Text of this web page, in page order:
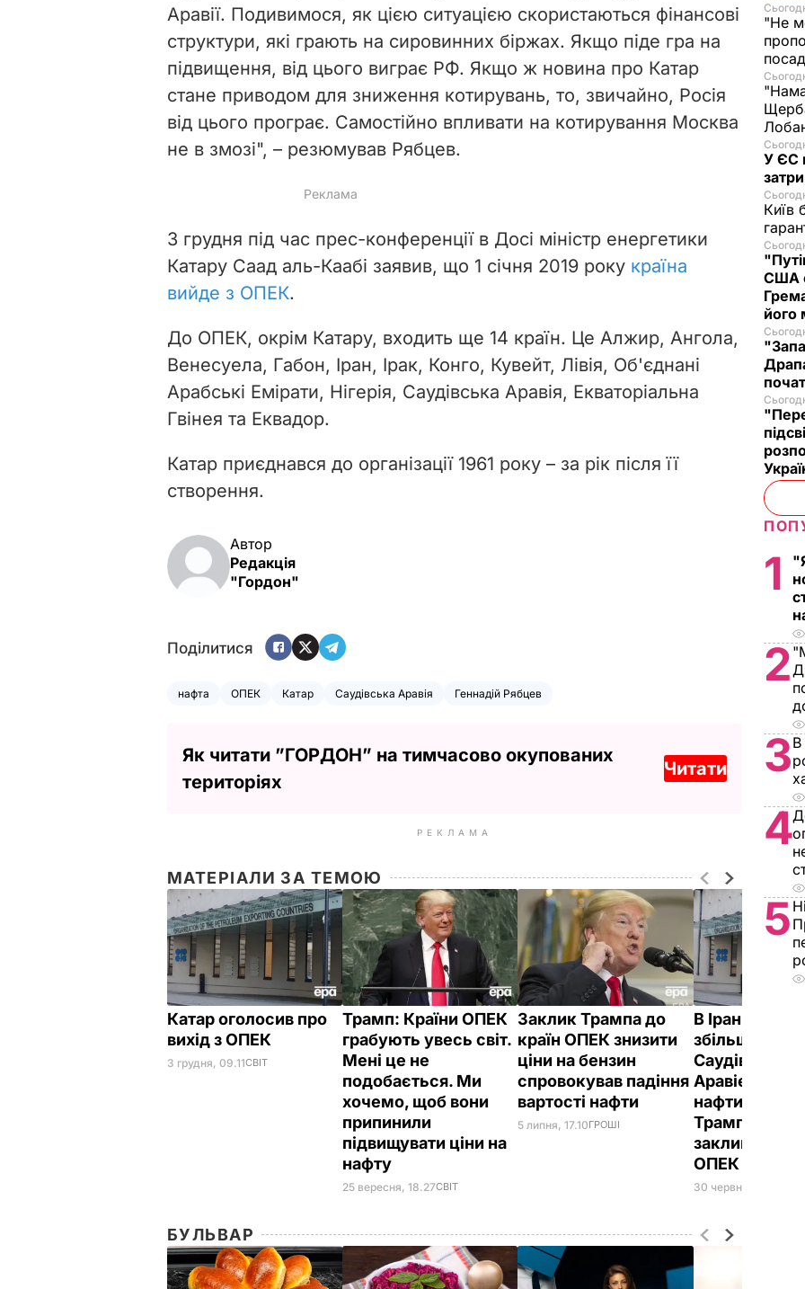
Аравії. Подивимося, як цією ситуацією скористаються фінансові
структури, які грають на сировинних біржах. Якщо піде гра на
підвищення, від цього виграє РФ. Якщо ж новина про Катар
стане приводом для зниження котирувань, то, звичайно, Росія
від цього програє. Самостійно впливати на котирування Москва
не в змозі", – резюмував Рябцев.
3 грудня під час прес-конференції в Досі міністр енергетики
Катару Саад аль-Каабі заявив, що 1 січня 2019 року країна
вийде з ОПЕК.
До ОПЕК, окрім Катару, входить ще 14 країн. Це Алжир, Ангола,
Венесуела, Габон, Іран, Ірак, Конго, Кувейт, Лівія, Об'єднані
Арабські Емірати, Нігерія, Саудівська Аравія, Екваторіальна
Гвінея та Еквадор.
Катар приєднався до організації 1961 року – за рік після її
створення.
Автор
Редакція
"Гордон"
Поділитися
нафта ОПЕК Катар Саудівська Аравія Геннадій Рябцев
Як читати ”ГОРДОН” на тимчасово окупованих
територіях
Читати
РЕКЛАМА
МАТЕРІАЛИ ЗА ТЕМОЮ
Катар оголосив про
вихід з ОПЕК
3 грудня, 09.11СВІТ
Трамп: Країни ОПЕК
грабують увесь світ.
Мені це не
подобається. Ми
хочемо, щоб вони
припинили
підвищувати ціни на
нафту
25 вересня, 18.27СВІТ
Заклик Трампа до
країн ОПЕК знизити
ціни на бензин
спровокував падіння
вартості нафти
5 липня, 17.10ГРОШІ
В Ірані
збільшення
Саудівською
Аравією
нафти на
Трампа
заклику вийти
ОПЕК
30 червня, 23.21
БУЛЬВАР
"Не
У ЄС
Київ
США
його
1
2
3В
4
5